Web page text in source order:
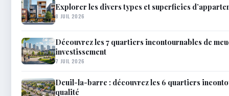
Explorer les divers types et superficies
8 JUIL 2026
Découvrez les 7 quartiers incontournables de
investissement
7 JUIL 2026
Deuil-la-barre : découvrez les 6 quartiers
qualité